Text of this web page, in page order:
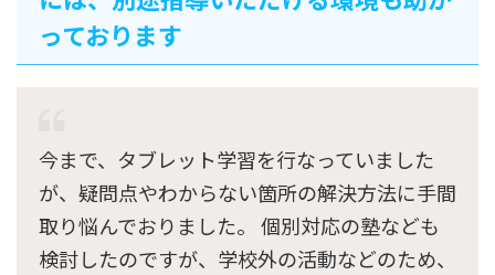
っております
今まで、タブレット学習を行なっていました
が、疑問点やわからない箇所の解決方法に手間
取り悩んでおりました。 個別対応の塾なども
検討したのですが、学校外の活動などのため、